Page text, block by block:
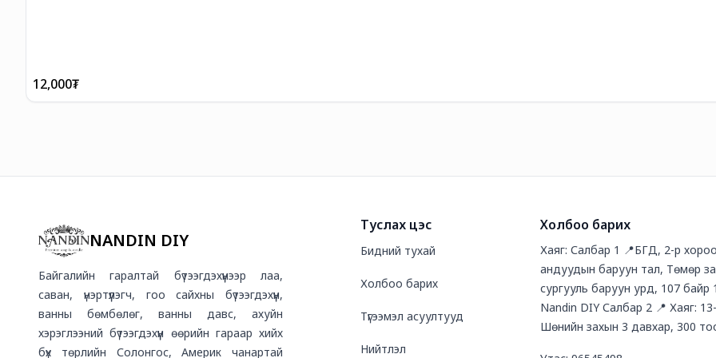
12,000₮
NANDIN DIY
Байгалийн гаралтай бүтээгдэхүүнээр лаа,
саван, үнэртүүлэгч, гоо сайхны бүтээгдэхүүн,
ванны бөмбөлөг, ванны давс, ахуйн
хэрэглээний бүтээгдэхүүн өөрийн гараар хийх
бүх төрлийн Солонгос, Америк чанартай
Туслах цэс
Бидний тухай
Холбоо барих
Түгээмэл асуултууд
Нийтлэл
Холбоо барих
Хаяг: Салбар 1 📍БГД, 2-р
андуудын баруун тал, Төмөр
сургууль баруун урд, 107 байр
Nandin DIY Салбар 2 📍 Хаяг:
Шөнийн захын 3 давхар, 300